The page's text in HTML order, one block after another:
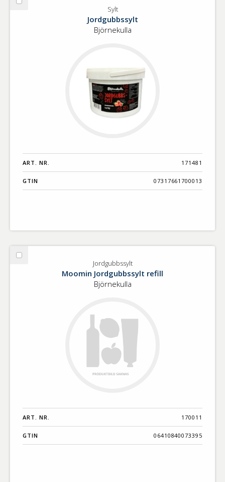
Välj
Sylt
Jordgubbssylt
Björnekulla
ART. NR. 171481
GTIN 07317661700013
Välj
Jordgubbssylt
Moomin Jordgubbssylt refill
Björnekulla
ART. NR. 170011
GTIN 06410840073395